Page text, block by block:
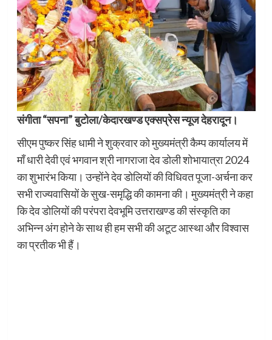
संगीता “सपना” बुटोला/केदारखण्ड एक्सप्रेस न्यूज देहरादून।
सीएम पुष्कर सिंह धामी ने शुक्रवार को मुख्यमंत्री कैम्प कार्यालय में
माँ धारी देवी एवं भगवान श्री नागराजा देव डोली शोभायात्रा 2024
का शुभारंभ किया। उन्होंने देव डोलियों की विधिवत पूजा-अर्चना कर
सभी राज्यवासियों के सुख-समृद्धि की कामना की। मुख्यमंत्री ने कहा
कि देव डोलियों की परंपरा देवभूमि उत्तराखण्ड की संस्कृति का
अभिन्न अंग होने के साथ ही हम सभी की अटूट आस्था और विश्वास
का प्रतीक भी हैं।